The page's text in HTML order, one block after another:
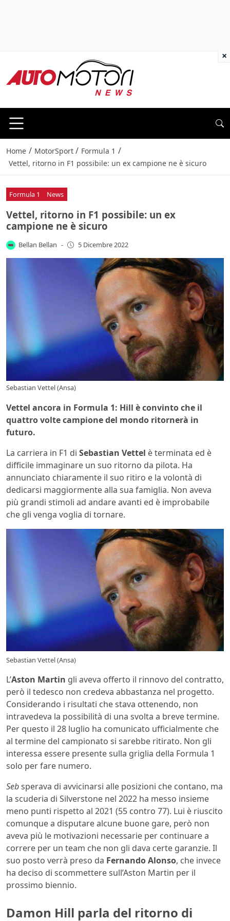
Home / MotorSport / Formula 1 /
Vettel, ritorno in F1 possibile: un ex campione ne è sicuro
Formula 1 News
Vettel, ritorno in F1 possibile: un ex
campione ne è sicuro
Bellan Bellan - 5 Dicembre 2022
Sebastian Vettel (Ansa)
Vettel ancora in Formula 1: Hill è convinto che il
quattro volte campione del mondo ritornerà in
futuro.
La carriera in F1 di Sebastian Vettel è terminata ed è
difficile immaginare un suo ritorno da pilota. Ha
annunciato chiaramente il suo ritiro e la volontà di
dedicarsi maggiormente alla sua famiglia. Non aveva
più grandi stimoli ad andare avanti ed è improbabile
che gli venga voglia di tornare.
Sebastian Vettel (Ansa)
L’Aston Martin gli aveva offerto il rinnovo del contratto,
però il tedesco non credeva abbastanza nel progetto.
Considerando i risultati che stava ottenendo, non
intravedeva la possibilità di una svolta a breve termine.
Per questo il 28 luglio ha comunicato ufficialmente che
al termine del campionato si sarebbe ritirato. Non gli
interessa essere presente sulla griglia della Formula 1
solo per fare numero.
Sebsperava di avvicinarsi alle posizioni che contano, ma
la scuderia di Silverstone nel 2022 ha messo insieme
meno punti rispetto al 2021 (55 contro 77). Lui è riuscito
comunque a disputare alcune buone gare, però non
aveva più le motivazioni necessarie per continuare a
correre per un team che non gli dava certe garanzie. Il
suo posto verrà preso da Fernando Alonso, che invece
ha deciso di scommettere sull’Aston Martin per il
prossimo biennio.
Damon Hill parla del ritorno di
×